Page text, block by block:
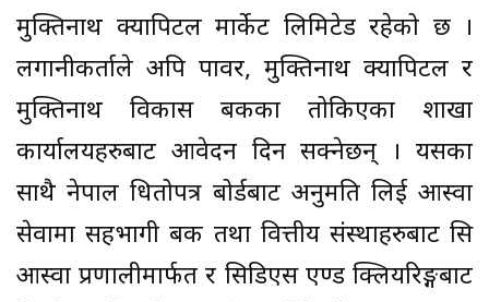
मुक्तिनाथ क्यापिटल मार्केट लिमिटेड रहेको छ ।
लगानीकर्ताले अपि पावर, मुक्तिनाथ क्यापिटल र
मुक्तिनाथ विकास बैंकका तोकिएका शाखा
कार्यालयहरुबाट आवेदन दिन सक्नेछन् । यसका
साथै नेपाल धितोपत्र बोर्डबाट अनुमति लिई आस्वा
सेवामा सहभागी बैंक तथा वित्तीय संस्थाहरुबाट सि
आस्वा प्रणालीमार्फत र सिडिएस एण्ड क्लियरिङ्गबाट